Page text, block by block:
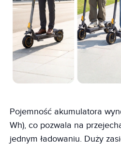
Pojemność akumulatora
Wh), co pozwala na
jednym ładowaniu. Duży